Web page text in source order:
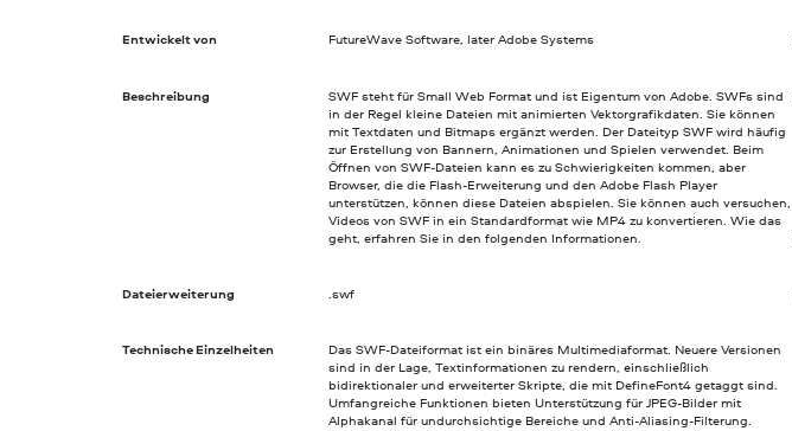
Entwickelt von FutureWave Software, later Adobe Systems
Beschreibung
SWF steht für Small Web Format und ist Eigentum von Adobe. SWFs sind
in der Regel kleine Dateien mit animierten Vektorgrafikdaten. Sie können
mit Textdaten und Bitmaps ergänzt werden. Der Dateityp SWF wird häufig
zur Erstellung von Bannern, Animationen und Spielen verwendet. Beim
Öffnen von SWF-Dateien kann es zu Schwierigkeiten kommen, aber
Browser, die die Flash-Erweiterung und den Adobe Flash Player
unterstützen, können diese Dateien abspielen. Sie können auch versuchen,
Videos von SWF in ein Standardformat wie MP4 zu konvertieren. Wie das
geht, erfahren Sie in den folgenden Informationen.
Dateierweiterung .swf
Technische Einzelheiten
Das SWF-Dateiformat ist ein binäres Multimediaformat. Neuere Versionen
sind in der Lage, Textinformationen zu rendern, einschließlich
bidirektionaler und erweiterter Skripte, die mit DefineFont4 getaggt sind.
Umfangreiche Funktionen bieten Unterstützung für JPEG-Bilder mit
Alphakanal für undurchsichtige Bereiche und Anti-Aliasing-Filterung.